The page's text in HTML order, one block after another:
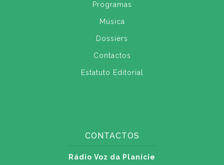
Programas
Música
Dossiers
Contactos
Estatuto Editorial
CONTACTOS
Rádio Voz da Planície